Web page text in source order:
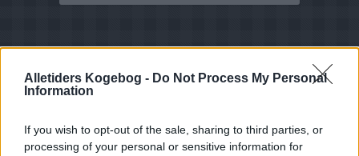
Alletiders Kogebog - Do Not Process My Personal
Information
If you wish to opt-out of the sale, sharing to third parties, or
processing of your personal or sensitive information for